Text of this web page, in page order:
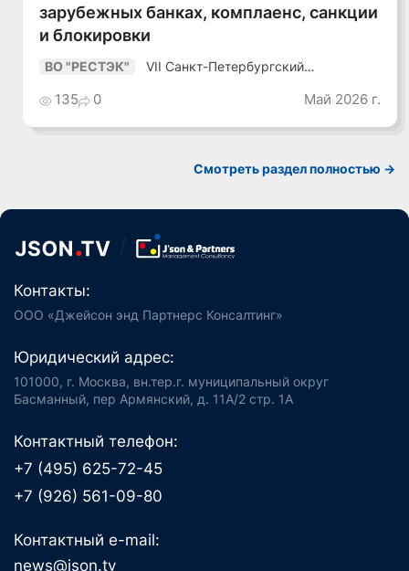
зарубежных банках, комплаенс, санкции
и блокировки
ВО "РЕСТЭК"
VII Санкт-Петербургский
135 0 Май 2026 г.
Смотреть раздел полностью ->
Контакты:
ООО «Джейсон энд Партнерс Консалтинг»
Юридический адрес:
101000, г. Москва, вн.тер.г. муниципальный округ
Басманный, пер Армянский, д. 11А/2 стр. 1А
Контактный телефон:
+7 (495) 625-72-45
+7 (926) 561-09-80
Контактный e-mail:
news@json.tv